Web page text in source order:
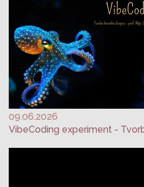
09.06.2026
VibeCoding experiment -